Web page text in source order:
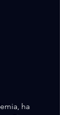
ha